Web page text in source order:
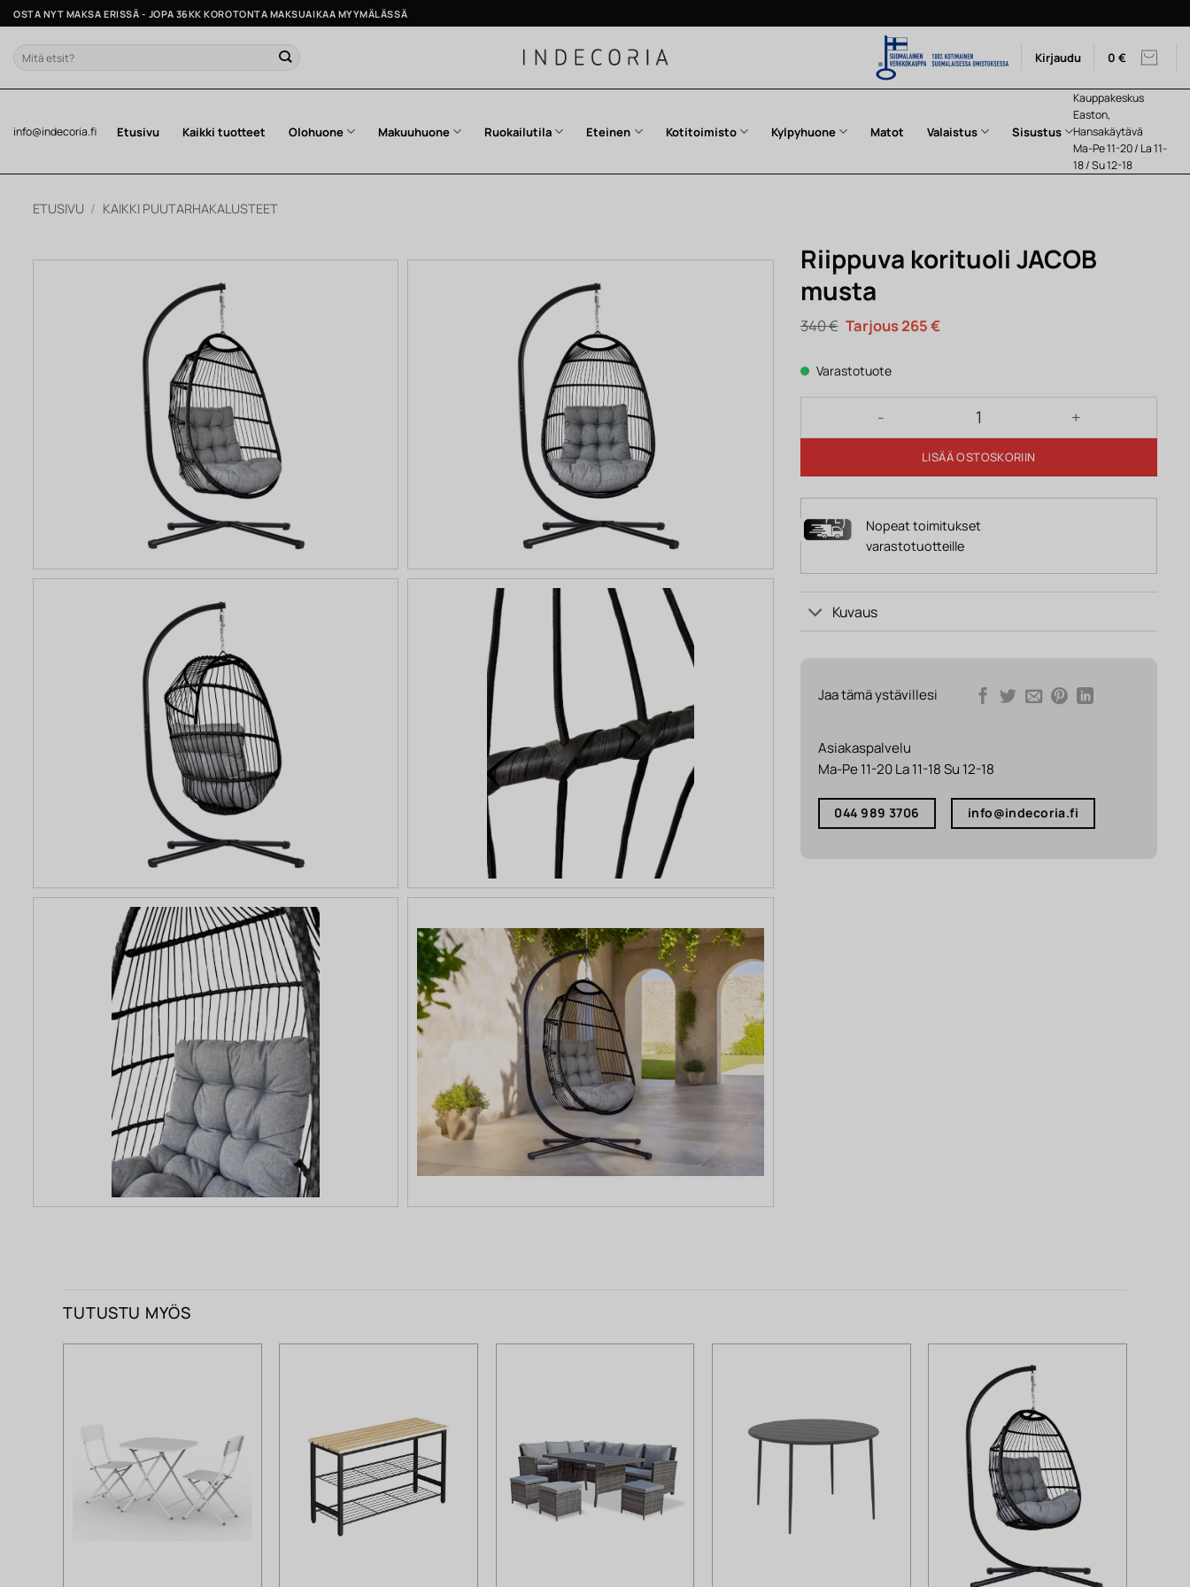
Skip
to
content
OSTA NYT MAKSA ERISSÄ - JOPA 36KK KOROTONTA MAKSUAIKAA MYYMÄLÄSSÄ
Etsi: Kirjaudu 0 €
info@indecoria.fi Etusivu Kaikki tuotteet Olohuone Makuuhuone Ruokailutila Eteinen Kotitoimisto Kylpyhuone Matot Valaistus Sisustus
Kauppakeskus
Easton,
Hansakäytävä
Ma-Pe 11-20 / La 11-
18 / Su 12-18
ETUSIVU / KAIKKI PUUTARHAKALUSTEET
Riippuva korituoli JACOB
musta
340€ Alkuperäinen
hinta
340 €.
265€Nykyinen
Varastotuote
Riippuva korituoli JACOB musta määrä
LISÄÄ OSTOSKORIIN
Nopeat toimitukset
varastotuotteille
Kuvaus
Jaa tämä ystävillesi
Asiakaspalvelu
Ma-Pe 11-20 La 11-18 Su 12-18
044 989 3706 info@indecoria.fi
TUTUSTU MYÖS